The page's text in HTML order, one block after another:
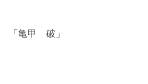
「亀甲 破」